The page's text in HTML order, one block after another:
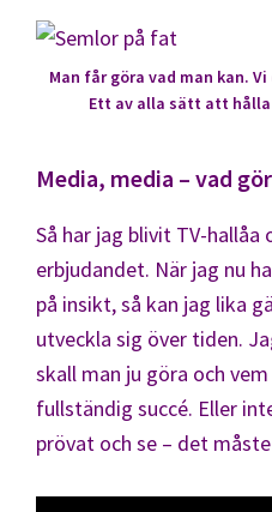
Man får göra vad man kan.
Ett av alla sätt att hålla
Media, media – vad
Så har jag blivit TV-
erbjudandet. När jag nu
på insikt, så kan jag lika
utveckla sig över tiden.
skall man ju göra och
fullständig succé. Eller
prövat och se – det